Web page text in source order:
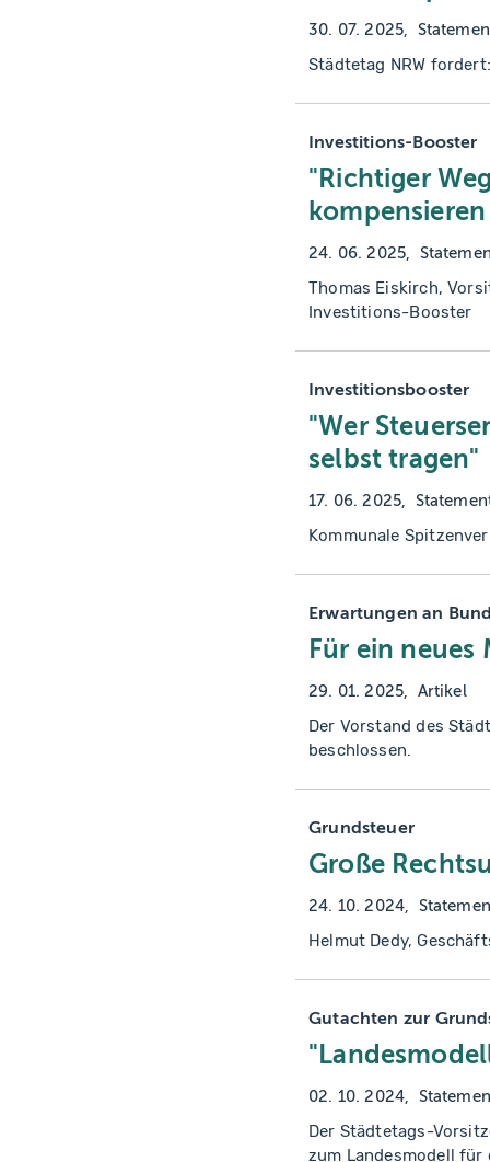
30. 07. 2025
Städtetag NRW
Investitions-Booster
"Richtiger
24. 06. 2025
Thomas Eiskirch,
Investitions-Booster
Investitionsbooster
"Wer
selbst tragen"
17. 06. 2025
Kommunale
Erwartungen an
Für ein neues
29. 01. 2025 Artikel
Der Vorstand des
beschlossen.
Grundsteuer
Große
24. 10. 2024
Helmut Dedy,
Gutachten zur
02. 10. 2024
Der Städtetags-
zum Landesmodell für